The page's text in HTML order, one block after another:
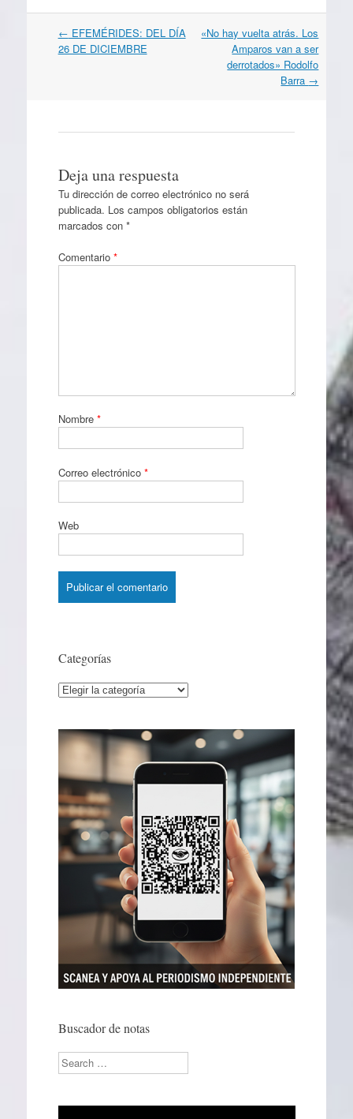
Navegación
por
← EFEMÉRIDES: DEL DÍA
26 DE DICIEMBRE
«No hay vuelta atrás. Los
Amparos van a ser
derrotados» Rodolfo
Barra →
Deja una respuesta
Tu dirección de correo electrónico no será
publicada. Los campos obligatorios están
marcados con *
Comentario *
Nombre *
Correo electrónico *
Web
Categorías
Categorías
Buscador de notas
Search